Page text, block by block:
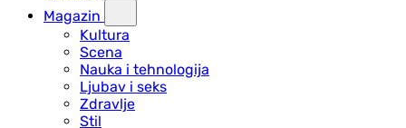
Magazin
Kultura
Scena
Nauka i tehnologija
Ljubav i seks
Zdravlje
Stil